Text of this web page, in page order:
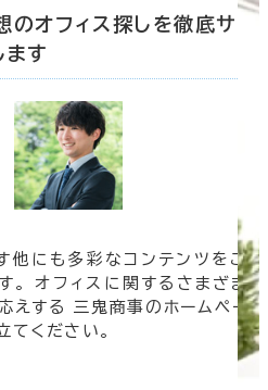
坪以上
当数
(0棟)
のオフィス探しを徹底サ
ます
他にも多彩なコンテンツをご
。 オフィスに関するさまざま
えする 三鬼商事のホームペー
てください。